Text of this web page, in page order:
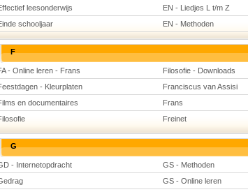
leesonderwijs
EN - Liedjes L t/m Z
schooljaar
EN - Methoden
F
- Online leren - Frans Filosofie - Downloads
- Kleurplaten
Franciscus van Assisi
en documentaires
Frans
Freinet
G
- Internetopdracht GS - Methoden
GS - Online leren